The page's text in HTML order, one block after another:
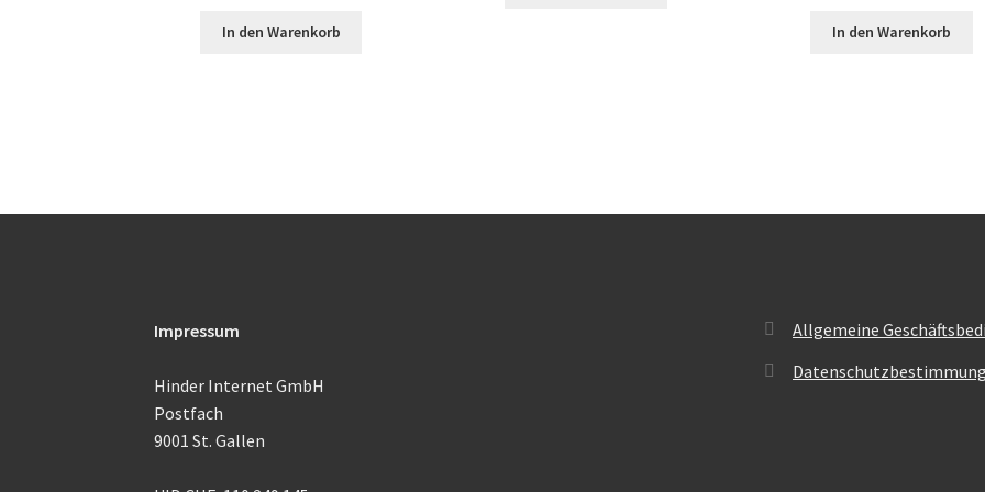
In den Warenkorb In den Warenkorb
Impressum
Hinder Internet GmbH
Postfach
9001 St. Gallen
Allgemeine